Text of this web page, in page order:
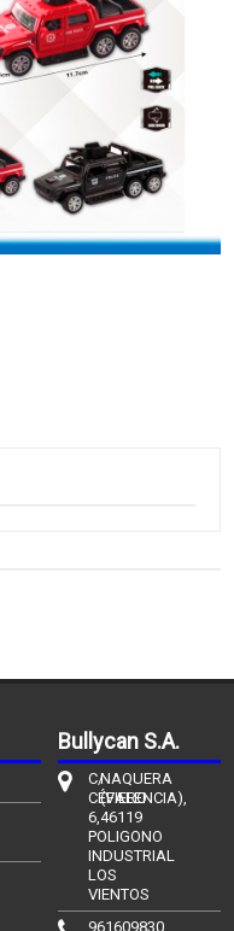
Bullycan S.A.
C/
CÉFIERO
6,
POLIGONO
INDUSTRIAL
LOS
VIENTOS
NAQUERA
(VALENCIA),
46119
961609830